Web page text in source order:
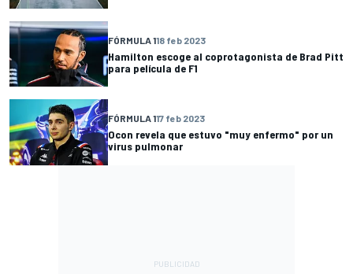
FÓRMULA 118 feb 2023
Hamilton escoge al coprotagonista de Brad Pitt
para película de F1
FÓRMULA 117 feb 2023
Ocon revela que estuvo "muy enfermo" por un
virus pulmonar